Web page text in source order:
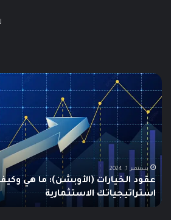
مطالبات
البطالة
في
الولايات
المتحدة
تنخفض
إلى
أدنى
مستوى
منذ
مايو
سبتمبر 19, 2024
مطالبات البطالة في الولايات
مستوى منذ مايو وسط سوق عمل